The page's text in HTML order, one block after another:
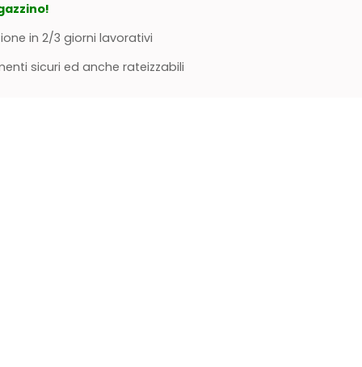
in 2/3 giorni lavorativi
sicuri ed anche rateizzabili